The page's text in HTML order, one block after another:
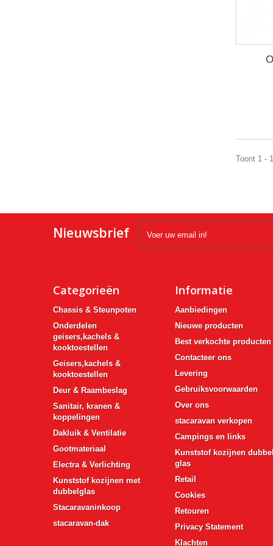
Toont 1 -
Nieuwsbrief
Categorieën
Chassis & Steunpoten
Onderdelen
geisers,kachels &
kooktoestellen
Geisers,kachels &
kooktoestellen
Deur & Raambeslag
Sanitair, kranen &
koppelingen
Dakluik & Ventilatie
Gootmateriaal
Electra & Verlichting
Kunststof kozijnen met
dubbelglas
Stacaravaninkoop
stacaravan-dak
Informatie
Aanbiedingen
Nieuwe producten
Best verkochte producten
Contacteer ons
Levering
Gebruiksvoorwaarden
Over ons
stacaravan verkopen
Campings en links
Kunststof kozijnen
glas
Retail
Cookies
Retouren
Privacy Statement
Klachten